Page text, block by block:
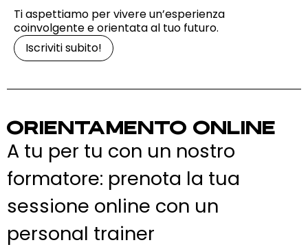
Ti aspettiamo per vivere un’esperienza
coinvolgente e orientata al tuo futuro.
Iscriviti subito!
ORIENTAMENTO ONLINE
A tu per tu con un nostro
formatore: prenota la tua
sessione online con un
personal trainer